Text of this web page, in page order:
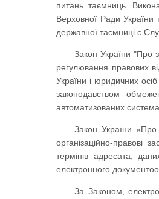
питань таємниць.
Верховної Ради
державної таємниці є
Закон України "Про
регулювання правових
України і юридичних
законодавством
автоматизованих
Закон України
організаційно-правові
термінів адресата,
електронного
За Законом,